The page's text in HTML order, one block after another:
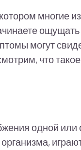
многие
могут
что
одной